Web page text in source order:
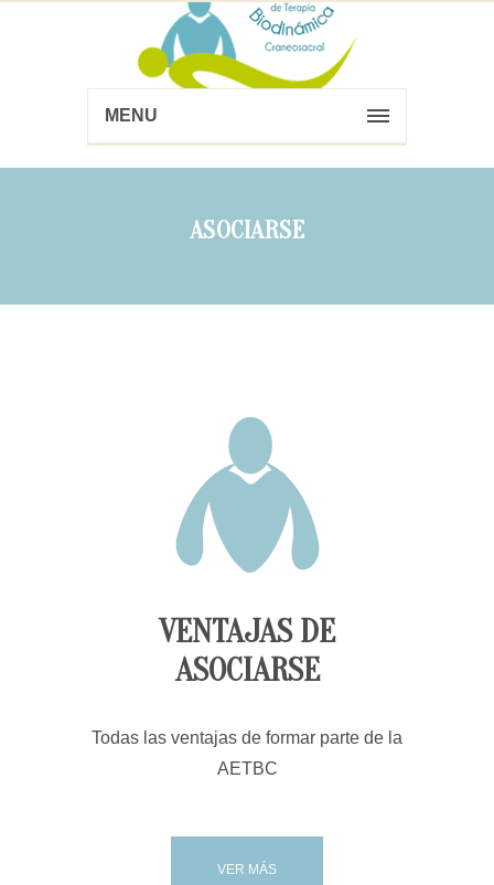
MENU
ASOCIARSE
VENTAJAS DE
ASOCIARSE
Todas las ventajas de formar parte de la
AETBC
VER MÁS